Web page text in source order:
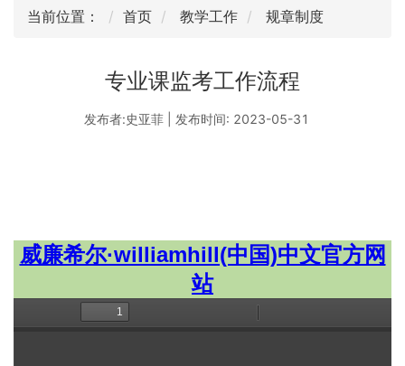
当前位置： 首页 教学工作 规章制度
专业课监考工作流程
发布者:史亚菲 | 发布时间: 2023-05-31